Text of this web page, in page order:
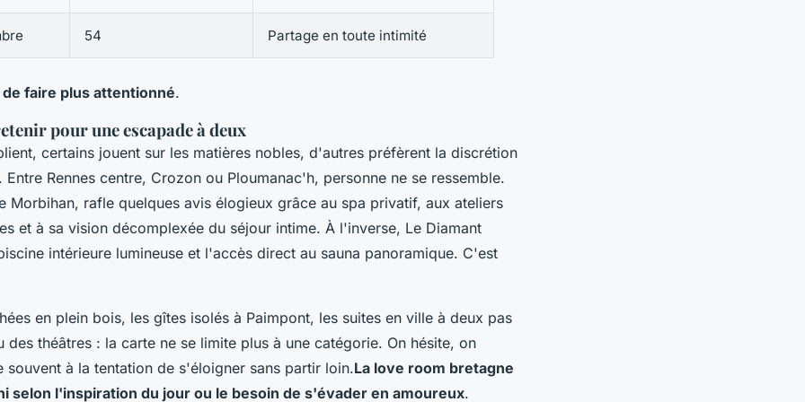
54 Partage en toute intimité
faire plus attentionné.
pour une escapade à deux
certains jouent sur les matières nobles, d'autres préfèrent la discrétion
Rennes centre, Crozon ou Ploumanac'h, personne ne se ressemble.
Morbihan, rafle quelques avis élogieux grâce au spa privatif, aux ateliers
et à sa vision décomplexée du séjour intime. À l'inverse, Le Diamant
intérieure lumineuse et l'accès direct au sauna panoramique. C'est
en plein bois, les gîtes isolés à Paimpont, les suites en ville à deux pas
des théâtres : la carte ne se limite plus à une catégorie. On hésite, on
souvent à la tentation de s'éloigner sans partir loin.La love room bretagne
selon l'inspiration du jour ou le besoin de s'évader en amoureux.